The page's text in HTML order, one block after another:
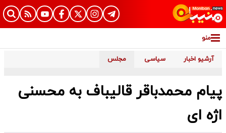
منو
آرشیو اخبار سیاسی مجلس
پیام محمدباقر قالیباف به محسنی
اژه ای